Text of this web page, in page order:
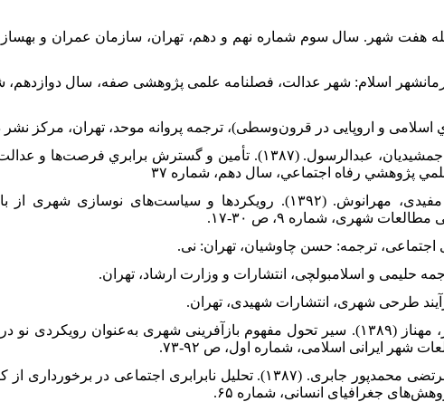
عدالت ‌در ‌فضا. مجله‌ هفت‌ شهر. سال ‌سوم ‌شماره ‌نهم‌ و ‌دهم، تهران، سازمان‌ عمران ‌و‌
۸. بابادی عکاشه، زهرا، شریف، سیدمصطفی، جمشیدیان، عبدالرسول. (۱۳۸۷). تأمين و گسترش برابري
پژوهشي رفاه اجتماعي، سال دهم، شماره ۳۷
۹. بحرینی، سیدحسین، ایزدی، محمدسعید و مفیدی، مهرانوش. (۱۳۹۲). رویکردها و سیاست‌های نوسازی
شهری، شماره ۹، ص ۳۰-۱۷.
۱۳. پوراحمد، احمد، حبیبی، کیومرث و کشاورز، مهناز (۱۳۸۹). سیر تحول مفهوم بازآفرینی شهری به‌عنوان
ایرانی اسلامی، شماره اول، ص ۹۲-۷۳.
۱۴. حاتمی نژاد، حسین، رحمت‌الله فرهودی، مرتضی محمدپور جابری. (۱۳۸۷). تحلیل نابرابری اجتماعی در
جغرافیای انسانی، شماره ۶۵.